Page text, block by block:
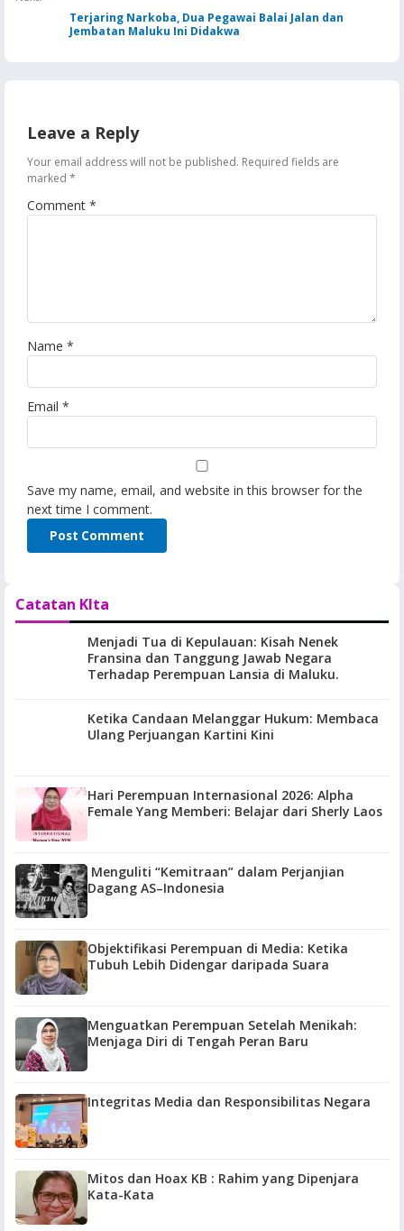
Terjaring Narkoba, Dua Pegawai Balai Jalan dan
Jembatan Maluku Ini Didakwa
Leave a Reply
Your email address will not be published. Required fields are
marked *
Comment *
Name *
Email *
Save my name, email, and website in this browser for the
next time I comment.
Catatan KIta
Menjadi Tua di Kepulauan: Kisah Nenek
Fransina dan Tanggung Jawab Negara
Terhadap Perempuan Lansia di Maluku.
Ketika Candaan Melanggar Hukum: Membaca
Ulang Perjuangan Kartini Kini
Hari Perempuan Internasional 2026: Alpha
Female Yang Memberi: Belajar dari Sherly Laos
Menguliti “Kemitraan” dalam Perjanjian
Dagang AS–Indonesia
Objektifikasi Perempuan di Media: Ketika
Tubuh Lebih Didengar daripada Suara
Menguatkan Perempuan Setelah Menikah:
Menjaga Diri di Tengah Peran Baru
Integritas Media dan Responsibilitas Negara
Mitos dan Hoax KB : Rahim yang Dipenjara
Kata-Kata